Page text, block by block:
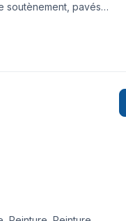
soutènement, pavés